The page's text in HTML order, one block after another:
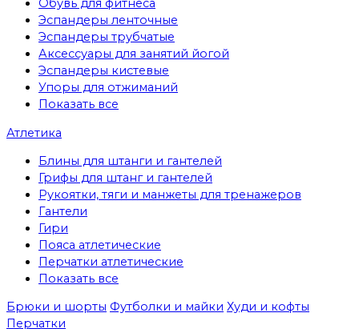
Обувь для фитнеса
Эспандеры ленточные
Эспандеры трубчатые
Аксессуары для занятий йогой
Эспандеры кистевые
Упоры для отжиманий
Показать все
Атлетика
Блины для штанги и гантелей
Грифы для штанг и гантелей
Рукоятки, тяги и манжеты для тренажеров
Гантели
Гири
Пояса атлетические
Перчатки атлетические
Показать все
Брюки и шорты Футболки и майки Худи и кофты
Перчатки